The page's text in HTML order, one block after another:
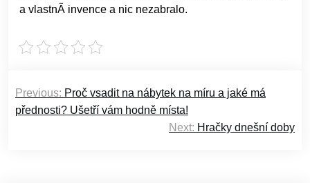
a vlastnÃ­ invence a nic nezabralo.
Navigace
pro
Previous: Proč vsadit na nábytek na míru a jaké má
přednosti? Ušetří vám hodně místa!
Next: Hračky dnešní doby